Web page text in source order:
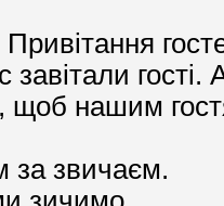
Привітання
завітали
щоб нашим
за звичаєм.